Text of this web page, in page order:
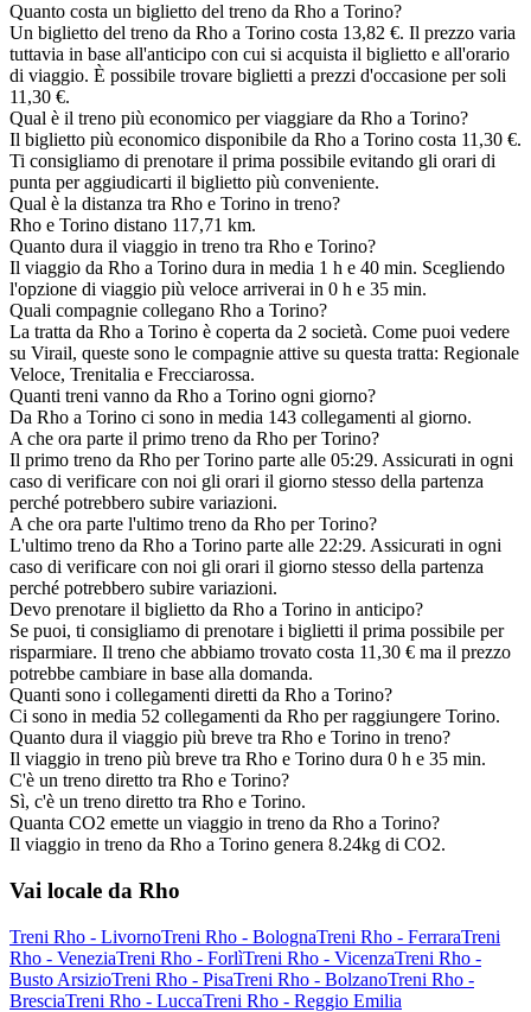
Quanto costa un biglietto del treno da Rho a Torino?
Un biglietto del treno da Rho a Torino costa 13,82 €. Il prezzo varia
tuttavia in base all'anticipo con cui si acquista il biglietto e all'orario
di viaggio. È possibile trovare biglietti a prezzi d'occasione per soli
11,30 €.
Qual è il treno più economico per viaggiare da Rho a Torino?
Il biglietto più economico disponibile da Rho a Torino costa 11,30 €.
Ti consigliamo di prenotare il prima possibile evitando gli orari di
punta per aggiudicarti il biglietto più conveniente.
Qual è la distanza tra Rho e Torino in treno?
Rho e Torino distano 117,71 km.
Quanto dura il viaggio in treno tra Rho e Torino?
Il viaggio da Rho a Torino dura in media 1 h e 40 min. Scegliendo
l'opzione di viaggio più veloce arriverai in 0 h e 35 min.
Quali compagnie collegano Rho a Torino?
La tratta da Rho a Torino è coperta da 2 società. Come puoi vedere
su Virail, queste sono le compagnie attive su questa tratta: Regionale
Veloce, Trenitalia e Frecciarossa.
Quanti treni vanno da Rho a Torino ogni giorno?
Da Rho a Torino ci sono in media 143 collegamenti al giorno.
A che ora parte il primo treno da Rho per Torino?
Il primo treno da Rho per Torino parte alle 05:29. Assicurati in ogni
caso di verificare con noi gli orari il giorno stesso della partenza
perché potrebbero subire variazioni.
A che ora parte l'ultimo treno da Rho per Torino?
L'ultimo treno da Rho a Torino parte alle 22:29. Assicurati in ogni
caso di verificare con noi gli orari il giorno stesso della partenza
perché potrebbero subire variazioni.
Devo prenotare il biglietto da Rho a Torino in anticipo?
Se puoi, ti consigliamo di prenotare i biglietti il prima possibile per
risparmiare. Il treno che abbiamo trovato costa 11,30 € ma il prezzo
potrebbe cambiare in base alla domanda.
Quanti sono i collegamenti diretti da Rho a Torino?
Ci sono in media 52 collegamenti da Rho per raggiungere Torino.
Quanto dura il viaggio più breve tra Rho e Torino in treno?
Il viaggio in treno più breve tra Rho e Torino dura 0 h e 35 min.
C'è un treno diretto tra Rho e Torino?
Sì, c'è un treno diretto tra Rho e Torino.
Quanta CO2 emette un viaggio in treno da Rho a Torino?
Il viaggio in treno da Rho a Torino genera 8.24kg di CO2.
Vai locale da Rho
Treni Rho - LivornoTreni Rho - BolognaTreni Rho - FerraraTreni
Rho - VeneziaTreni Rho - ForlìTreni Rho - VicenzaTreni Rho -
Busto ArsizioTreni Rho - PisaTreni Rho - BolzanoTreni Rho -
BresciaTreni Rho - LuccaTreni Rho - Reggio Emilia